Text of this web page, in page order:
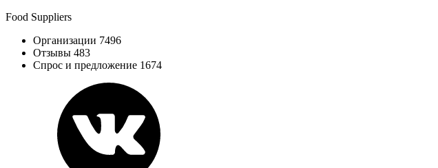
Food Suppliers
Организации 7496
Отзывы 483
Спрос и предложение 1674